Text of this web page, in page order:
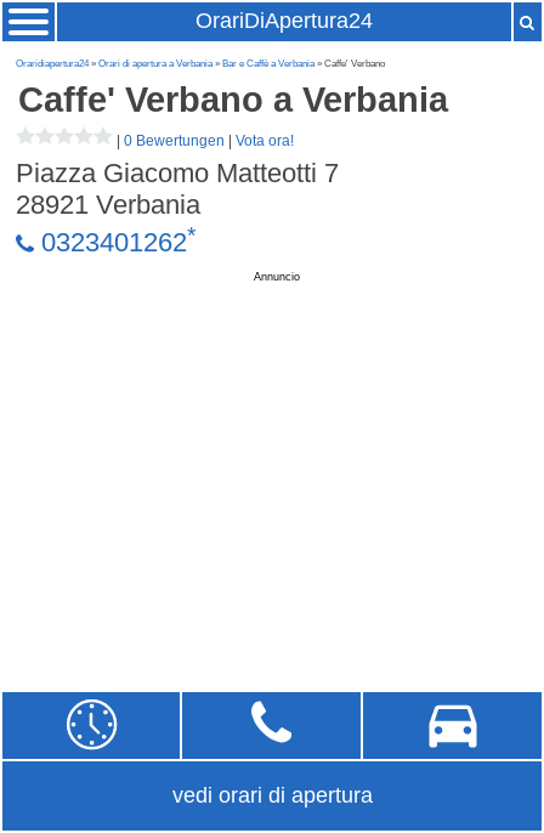
OrariDiApertura24
Oraridiapertura24»Orari di apertura a Verbania» Bar e Caffè a Verbania» Caffe' Verbano
Caffe' Verbano a Verbania
|0 Bewertungen |Vota ora!
Piazza Giacomo Matteotti 7
28921 Verbania
0323401262*
Annuncio
vedi orari di apertura